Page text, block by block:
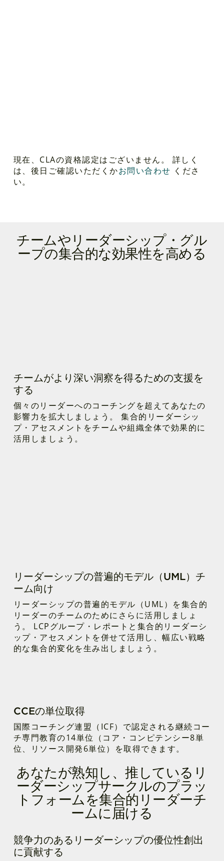
現在、CLAの資格認定はございません。 詳しく
は、後日ご確認いただくかお問い合わせ くださ
い。
チームやリーダーシップ・グル
ープの集合的な効果性を高める
チームがより深い洞察を得るための支援を
する
個々のリーダーへのコーチングを超えてあなたの
影響力を拡大しましょう。 集合的リーダーシッ
プ・アセスメントをチームや組織全体で効果的に
活用しましょう。
リーダーシップの普遍的モデル（UML）チ
ーム向け
リーダーシップの普遍的モデル（UML）を集合的
リーダーのチームのためにさらに活用しましょ
う。 LCPグループ・レポートと集合的リーダーシ
ップ・アセスメントを併せて活用し、幅広い戦略
的な集合的変化を生み出しましょう。
CCEの単位取得
国際コーチング連盟（ICF）で認定される継続コー
チ専門教育の14単位（コア・コンピテンシー8単
位、リソース開発6単位）を取得できます。
あなたが熟知し、推しているリ
ーダーシップサークルのプラッ
トフォームを集合的リーダーチ
ームに届ける
競争力のあるリーダーシップの優位性創出
に貢献する